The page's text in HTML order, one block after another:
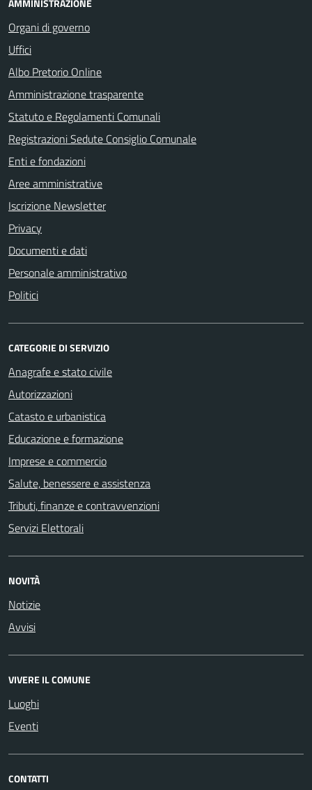
AMMINISTRAZIONE
Organi di governo
Uffici
Albo Pretorio Online
Amministrazione trasparente
Statuto e Regolamenti Comunali
Registrazioni Sedute Consiglio Comunale
Enti e fondazioni
Aree amministrative
Iscrizione Newsletter
Privacy
Documenti e dati
Personale amministrativo
Politici
CATEGORIE DI SERVIZIO
Anagrafe e stato civile
Autorizzazioni
Catasto e urbanistica
Educazione e formazione
Imprese e commercio
Salute, benessere e assistenza
Tributi, finanze e contravvenzioni
Servizi Elettorali
NOVITÀ
Notizie
Avvisi
VIVERE IL COMUNE
Luoghi
Eventi
CONTATTI